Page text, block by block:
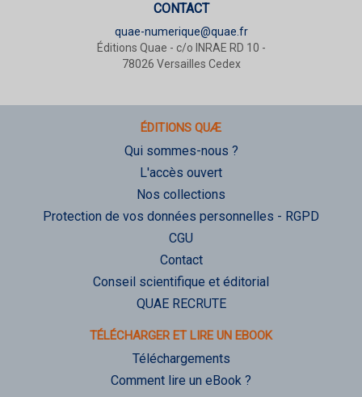
CONTACT
quae-numerique@quae.fr
Éditions Quae - c/o INRAE RD 10 -
78026 Versailles Cedex
ÉDITIONS QUÆ
Qui sommes-nous ?
L'accès ouvert
Nos collections
Protection de vos données personnelles - RGPD
CGU
Contact
Conseil scientifique et éditorial
QUAE RECRUTE
TÉLÉCHARGER ET LIRE UN EBOOK
Téléchargements
Comment lire un eBook ?